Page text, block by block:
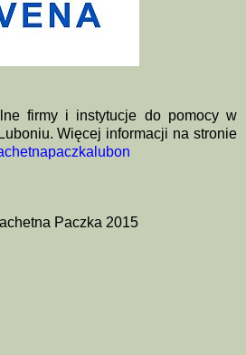
firmy i instytucje do pomocy w
Więcej informacji na stronie
Paczka 2015